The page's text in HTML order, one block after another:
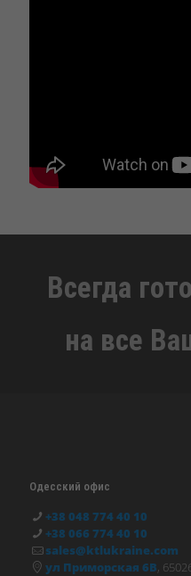
Всегда
на все
Одесский офис
+38 048 774 40 10
+38 066 774 40 10
sales@ktlukraine.com
ул Приморская 6В,